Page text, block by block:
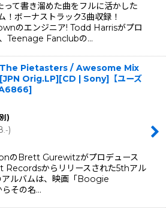
って書き溜めた曲をフルに活かした
！ボーナストラック3曲収録！
のエンジニア! Todd Harrisがプロ
Teenage Fanclubの…
The Pietasters / Awesome Mix
Orig.LP][CD | Sony]【ユーズ
]
)
.-)
のBrett Gurewitzがプロデュース
Recordsからリリースされた5thアル
アルバムは、映画「Boogie
その名…